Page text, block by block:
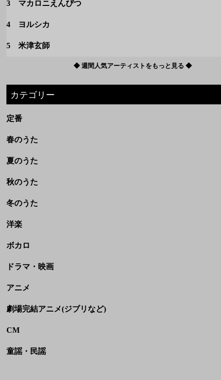
3 マカロニえんぴつ
4 ヨルシカ
5 米津玄師
◆ 週間人気アーティストをもっと見る ◆
カテゴリー
定番
春のうた
夏のうた
秋のうた
冬のうた
洋楽
ボカロ
ドラマ・映画
アニメ
劇場完結アニメ(ジブリなど)
CM
童謡・民謡